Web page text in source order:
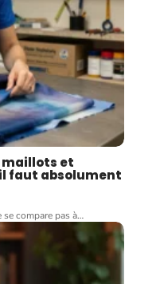
maillots et
faut absolument
compare pas à…